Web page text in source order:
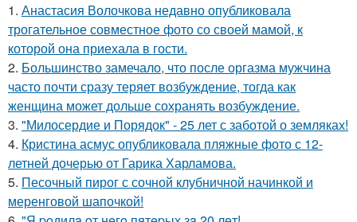
1. Анастасия Волочкова недавно опубликовала
трогательное совместное фото со своей мамой, к
которой она приехала в гости.
2. Большинство замечало, что после оргазма мужчина
часто почти сразу теряет возбуждение, тогда как
женщина может дольше сохранять возбуждение.
3. "Милосердие и Порядок" - 25 лет с заботой о земляках!
4. Кристина асмус опубликовала пляжные фото с 12-
летней дочерью от Гарика Харламова.
5. Песочный пирог с сочной клубничной начинкой и
меренговой шапочкой!